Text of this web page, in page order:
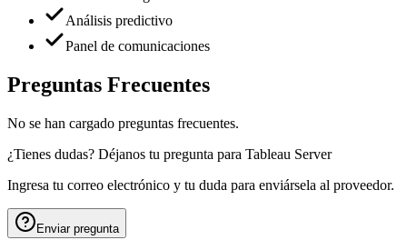
Análisis predictivo
Panel de comunicaciones
Preguntas Frecuentes
No se han cargado preguntas frecuentes.
¿Tienes dudas? Déjanos tu pregunta para Tableau Server
Ingresa tu correo electrónico y tu duda para enviársela al proveedor.
Enviar pregunta